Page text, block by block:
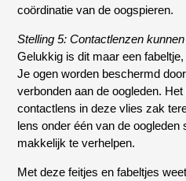
coördinatie van de oogspieren.
Stelling 5: Contactlenzen
Gelukkig is dit maar een
Je ogen worden beschermd
verbonden aan de oogleden.
contactlens in deze vlies zak
lens onder één van de
makkelijk te verhelpen.
Met deze feitjes en fabeltjes